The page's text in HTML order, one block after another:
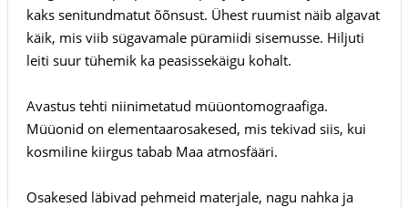
kaks senitundmatut õõnsust. Ühest ruumist näib algavat
käik, mis viib sügavamale püramiidi sisemusse. Hiljuti
leiti suur tühemik ka peasissekäigu kohalt.
Avastus tehti niinimetatud müüontomograafiga.
Müüonid on elementaarosakesed, mis tekivad siis, kui
kosmiline kiirgus tabab Maa atmosfääri.
Osakesed läbivad pehmeid materjale, nagu nahka ja